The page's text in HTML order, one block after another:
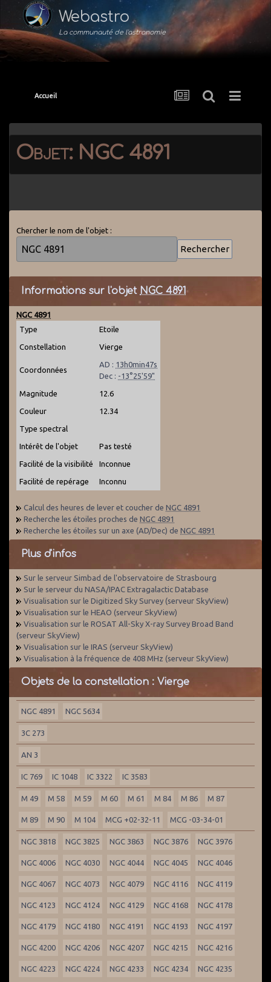
Webastro
La communauté de l'astronomie
Accueil
Objet: NGC 4891
Chercher le nom de l'objet :
Informations sur l'objet NGC 4891
NGC 4891
Type
Etoile
Constellation Vierge
Coordonnées
AD : 13h0min47s
Dec : -13°25'59"
Magnitude 12.6
Couleur 12.34
Type spectral
Intérêt de l'objet Pas testé
Facilité de la visibilité Inconnue
Facilité de repérage Inconnu
Calcul des heures de lever et coucher de NGC 4891
Recherche les étoiles proches de NGC 4891
Recherche les étoiles sur un axe (AD/Dec) de NGC 4891
Plus d'infos
Sur le serveur Simbad de l'observatoire de Strasbourg
Sur le serveur du NASA/IPAC Extragalactic Database
Visualisation sur le Digitized Sky Survey (serveur SkyView)
Visualisation sur le HEAO (serveur SkyView)
Visualisation sur le ROSAT All-Sky X-ray Survey Broad Band
(serveur SkyView)
Visualisation sur le IRAS (serveur SkyView)
Visualisation à la fréquence de 408 MHz (serveur SkyView)
Objets de la constellation : Vierge
NGC 4891 NGC 5634
3C 273
AN 3
IC 769 IC 1048 IC 3322 IC 3583
M 49 M 58 M 59 M 60 M 61 M 84 M 86 M 87
M 89 M 90 M 104 MCG +02-32-11 MCG -03-34-01
NGC 3818 NGC 3825 NGC 3863 NGC 3876 NGC 3976
NGC 4006 NGC 4030 NGC 4044 NGC 4045 NGC 4046
NGC 4067 NGC 4073 NGC 4079 NGC 4116 NGC 4119
NGC 4123 NGC 4124 NGC 4129 NGC 4168 NGC 4178
NGC 4179 NGC 4180 NGC 4191 NGC 4193 NGC 4197
NGC 4200 NGC 4206 NGC 4207 NGC 4215 NGC 4216
NGC 4223 NGC 4224 NGC 4233 NGC 4234 NGC 4235